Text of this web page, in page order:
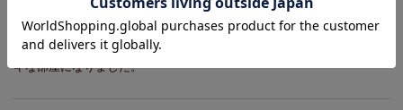
しっかりとした作りで、引き出しも深く物も沢山入ります。
猫脚で、飾り掘りもステキです。
このノーブルシリーズで、同じテレビ台も合わせて置いて、とてもステ
キな部屋になりました。